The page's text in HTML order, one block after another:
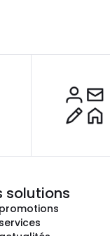
solutions